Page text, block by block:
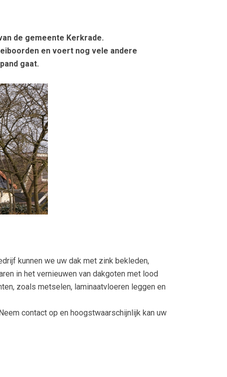
de gemeente Kerkrade.
en voert nog vele andere
gaat.
kunnen we uw dak met zink bekleden,
in het vernieuwen van dakgoten met lood
zoals metselen, laminaatvloeren leggen en
contact op en hoogstwaarschijnlijk kan uw